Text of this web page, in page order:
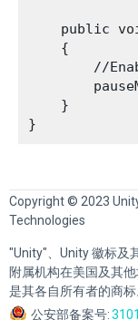
public
    {
//
    }
Copyright © 2023
Technologies
"Unity"、Unity 徽标及
附属机构在美国及其
是其各自所有者的商标
公安部备案号: